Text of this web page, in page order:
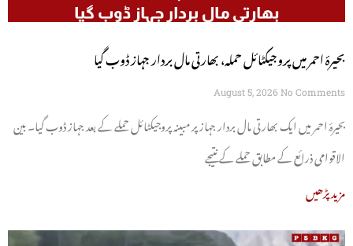
بحیرۂ احمر میں پروجیکٹائل حملہ، بھارتی مال بردار جہاز ڈوب گیا
August 5, 2026 No Comments
بحیرۂ احمر میں ایک بھارتی مال بردار جہاز پر مبینہ پروجیکٹائل حملے کے بعد جہاز ڈوب گیا۔ بین
الاقوامی ذرائع کے مطابق حملے کے نتیجے
مزید پڑھیں